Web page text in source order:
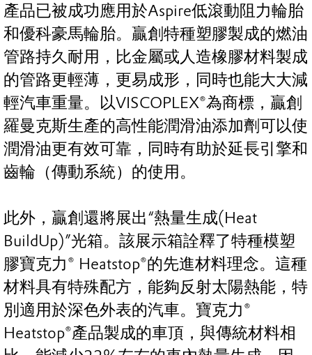
產品已被成功應用於Aspire低滾動阻力輪胎
和優科豪馬輪胎。贏創特種塑膠製成的燃油
管路持久耐用，比金屬或人造橡膠材料製成
的管路更輕薄，更易成形，同時也能大大減
輕汽車重量。以VISCOPLEX®為商標，贏創
羅曼克斯生產的高性能潤滑油添加劑可以使
潤滑油更有效可靠，同時有助於延長引擎和
齒輪（傳動系統）的使用。
此外，贏創還將展出“熱量生成(Heat
BuildUp)”光箱。該展示箱詮釋了特種模塑
膠寶克力® Heatstop®的先進材料理念。這種
材料具有特殊配方，能夠反射太陽熱能，特
別適用於深色外表的汽車。寶克力®
Heatstop®產品製成的車頂，與傳統材料相